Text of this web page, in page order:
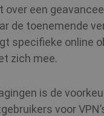
over een
de toenemende
specifieke online
zich mee.
is de
voor